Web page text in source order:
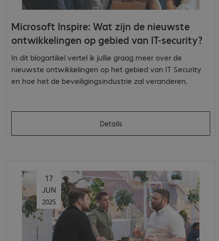
Microsoft Inspire: Wat zijn de nieuwste
ontwikkelingen op gebied van IT-security?
In dit blogartikel vertel ik jullie graag meer over de
nieuwste ontwikkelingen op het gebied van IT Security
en hoe het de beveiligingsindustrie zal veranderen.
Details
17
JUN
2025